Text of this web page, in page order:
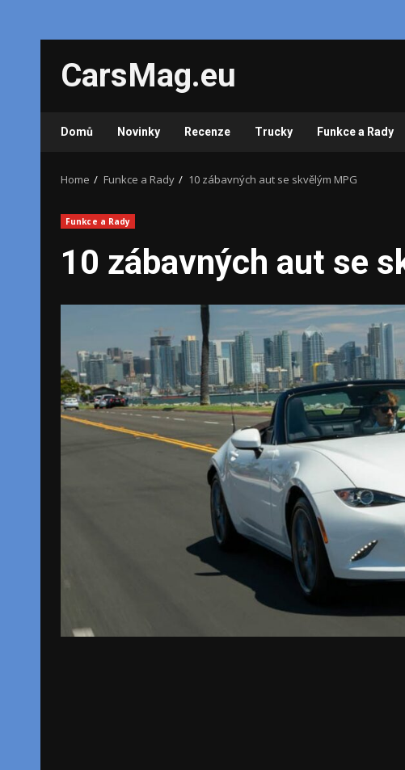
content
CarsMag.eu
Domů Novinky Recenze Trucky Funkce a Rady
Home Funkce a Rady 10 zábavných aut se skvělým MPG
Funkce a Rady
10 zábavných aut se